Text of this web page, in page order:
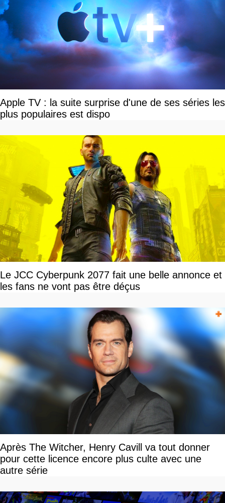
Apple TV : la suite surprise d'une de ses séries les
plus populaires est dispo
Le JCC Cyberpunk 2077 fait une belle annonce et
les fans ne vont pas être déçus
Après The Witcher, Henry Cavill va tout donner
pour cette licence encore plus culte avec une
autre série